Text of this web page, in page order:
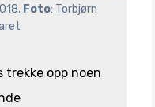
Foto: Torbjørn
opp noen